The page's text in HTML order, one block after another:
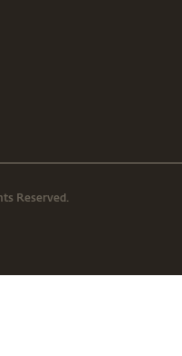
Reserved.